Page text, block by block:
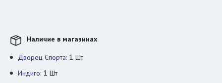
Наличие в магазинах
Дворец Спорта: 1 Шт
Индиго: 1 Шт